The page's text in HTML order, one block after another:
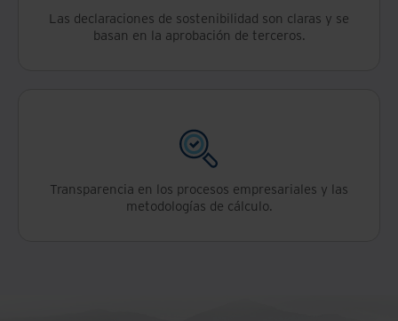
Las declaraciones de sostenibilidad son claras y se
basan en la aprobación de terceros.
Transparencia en los procesos empresariales y las
metodologías de cálculo.